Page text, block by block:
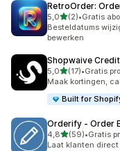
RetroOrder:
5,0van 5 sterren
(2)
2 recensies in
•Gratis
Besteldatums
bewerken
Shopwaive
5,0van 5 sterren
(17)
17 recensies in
•Gratis
Maak kortingen,
Built for
Orderify ‑ Order
4,8van 5 sterren
(59)
59 recensies in
•Gratis
Laat klanten